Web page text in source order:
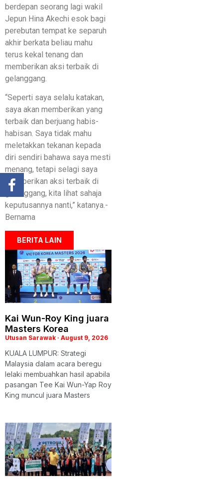
berdepan seorang lagi wakil
Jepun Hina Akechi esok bagi
perebutan tempat ke separuh
akhir berkata beliau mahu
terus kekal tenang dan
memberikan aksi terbaik di
gelanggang.
“Seperti saya selalu katakan,
saya akan memberikan yang
terbaik dan berjuang habis-
habisan. Saya tidak mahu
meletakkan tekanan kepada
diri sendiri bahawa saya mesti
menang, tetapi selagi saya
memberikan aksi terbaik di
gelanggang, kita lihat sahaja
keputusannya nanti,” katanya.-
Bernama
BERITA LAIN
Kai Wun-Roy King juara
Masters Korea
Utusan Sarawak August 9, 2026
KUALA LUMPUR: Strategi
Malaysia dalam acara beregu
lelaki membuahkan hasil apabila
pasangan Tee Kai Wun-Yap Roy
King muncul juara Masters